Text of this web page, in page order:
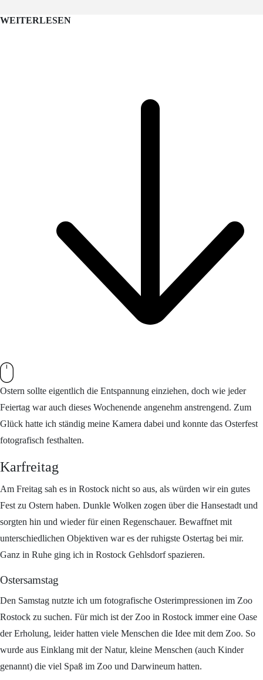
WEITERLESEN
Ostern sollte eigentlich die Entspannung einziehen, doch wie jeder
Feiertag war auch dieses Wochenende angenehm anstrengend. Zum
Glück hatte ich ständig meine Kamera dabei und konnte das Osterfest
fotografisch festhalten.
Karfreitag
Am Freitag sah es in Rostock nicht so aus, als würden wir ein gutes
Fest zu Ostern haben. Dunkle Wolken zogen über die Hansestadt und
sorgten hin und wieder für einen Regenschauer. Bewaffnet mit
unterschiedlichen Objektiven war es der ruhigste Ostertag bei mir.
Ganz in Ruhe ging ich in Rostock Gehlsdorf spazieren.
Ostersamstag
Den Samstag nutzte ich um fotografische Osterimpressionen im Zoo
Rostock zu suchen. Für mich ist der Zoo in Rostock immer eine Oase
der Erholung, leider hatten viele Menschen die Idee mit dem Zoo. So
wurde aus Einklang mit der Natur, kleine Menschen (auch Kinder
genannt) die viel Spaß im Zoo und Darwineum hatten.